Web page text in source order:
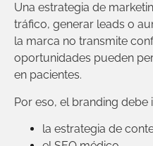
Una estrategia de
tráfico, generar leads o
la marca no transmite
oportunidades pueden
en pacientes.
Por eso, el branding debe
la estrategia de